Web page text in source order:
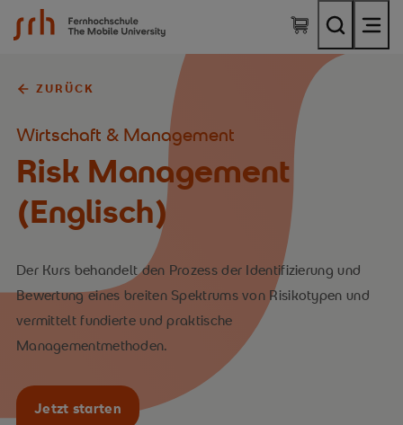
SRH Fernhochschule - The Mobile University
ZURÜCK
Wirtschaft & Management
Risk Management
(Englisch)
Der Kurs behandelt den Prozess der Identifizierung und
Bewertung eines breiten Spektrums von Risikotypen und
vermittelt fundierte und praktische
Managementmethoden.
Jetzt starten